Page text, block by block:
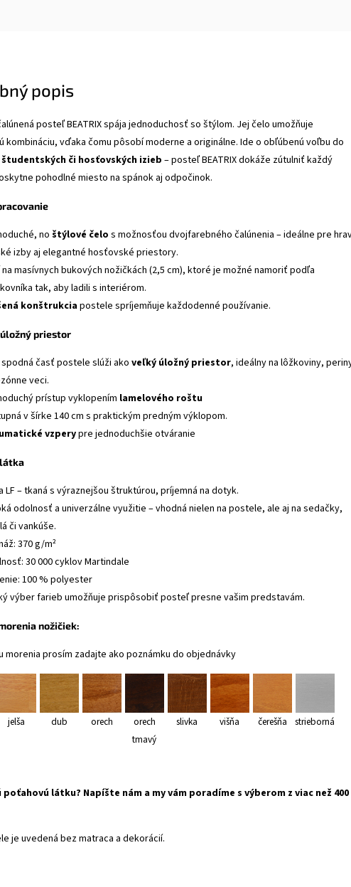
popis
posteľ BEATRIX spája jednoduchosť so štýlom. Jej čelo umožňuje
kombináciu, vďaka čomu pôsobí moderne a originálne. Ide o obľúbenú voľbu do
či hosťovských izieb – posteľ BEATRIX dokáže zútulniť každý
pohodlné miesto na spánok aj odpočinok.
no štýlové čelo s možnosťou dvojfarebného čalúnenia – ideálne pre
izby aj elegantné hosťovské priestory.
masívnych bukových nožičkách (2,5 cm), ktoré je možné namoriť podľa
tak, aby ladili s interiérom.
konštrukciapostele spríjemňuje každodenné používanie.
priestor
spodná časť postele slúži ako veľký úložný priestor, ideálny na lôžkoviny,
veci.
prístup vyklopením lamelového roštu
v šírke 140 cm s praktickým predným výklopom.
vzperypre jednoduchšie otváranie
LF – tkaná s výraznejšou štruktúrou, príjemná na dotyk.
odolnosť a univerzálne využitie – vhodná nielen na postele, ale aj na sedačky,
či vankúše.
370 g/m²
30 000 cyklov Martindale
100 % polyester
výber farieb umožňuje prispôsobiť posteľ presne vašim predstavám.
nožičiek:
morenia prosím zadajte ako poznámku do objednávky
jelša dub orech
orech
tmavý
slivka višňa čerešňa strieborná
poťahovú látku? Napíšte nám a my vám poradíme s výberom z viac než 400
je uvedená bez matraca a dekorácií.